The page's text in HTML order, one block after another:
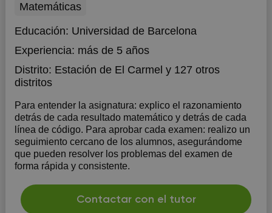
Matemáticas
Educación: Universidad de Barcelona
Experiencia: más de 5 años
Distrito: Estación de El Carmel y 127 otros
distritos
Para entender la asignatura: explico el razonamiento
detrás de cada resultado matemático y detrás de cada
línea de código. Para aprobar cada examen: realizo un
seguimiento cercano de los alumnos, asegurándome
que pueden resolver los problemas del examen de
forma rápida y consistente.
Contactar con el tutor